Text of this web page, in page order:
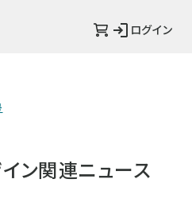
ログイン
ン関連ニュース